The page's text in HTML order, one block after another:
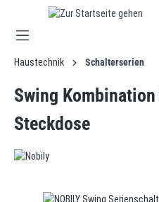
springen
Haustechnik Schalterserien
Swing
Steckdose
Bildergalerie überspringen